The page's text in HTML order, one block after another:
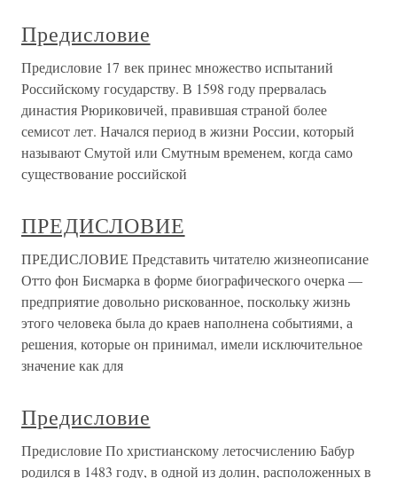
Предисловие
Предисловие 17 век принес множество испытаний
Российскому государству. В 1598 году прервалась
династия Рюриковичей, правившая страной более
семисот лет. Начался период в жизни России, который
называют Смутой или Смутным временем, когда само
существование российской
ПРЕДИСЛОВИЕ
ПРЕДИСЛОВИЕ Представить читателю жизнеописание
Отто фон Бисмарка в форме биографического очерка —
предприятие довольно рискованное, поскольку жизнь
этого человека была до краев наполнена событиями, а
решения, которые он принимал, имели исключительное
значение как для
Предисловие
Предисловие По христианскому летосчислению Бабур
родился в 1483 году, в одной из долин, расположенных в